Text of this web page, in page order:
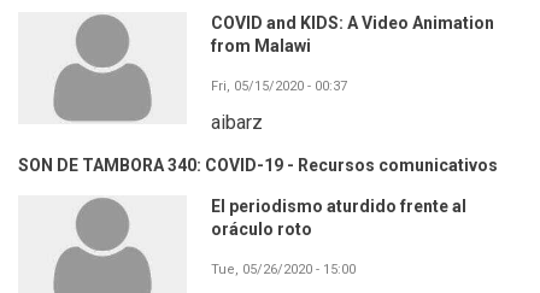
COVID and KIDS: A Video Animation
from Malawi
Fri, 05/15/2020 - 00:37
aibarz
SON DE TAMBORA 340: COVID-19 - Recursos comunicativos
El periodismo aturdido frente al
oráculo roto
Tue, 05/26/2020 - 15:00